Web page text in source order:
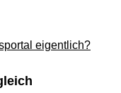
eigentlich?